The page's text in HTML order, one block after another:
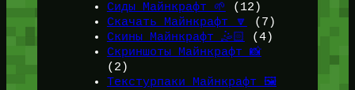
Сиды Майнкрафт 🌱
(12)
Скачать Майнкрафт 🔽
(7)
Скины Майнкрафт 🤹🏻
(4)
Скриншоты Майнкрафт 📸
(2)
Текстурпаки Майнкрафт 🖼️